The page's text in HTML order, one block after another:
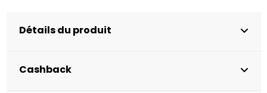
Détails du produit
Cashback